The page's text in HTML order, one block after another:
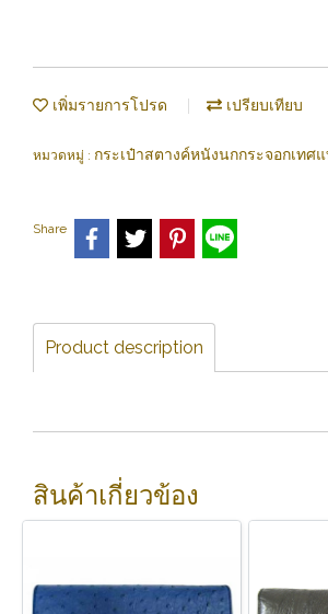
เพิ่มรายการโปรด เปรียบเทียบ
หมวดหมู่ : กระเป๋าสตางค์หนังนกกระจอกเทศ
Share
Product description
สินค้าเกี่ยวข้อง